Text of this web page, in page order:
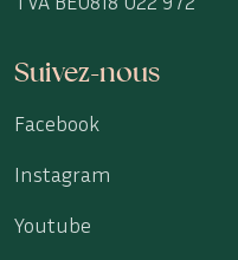
Suivez-nous
Facebook
Instagram
Youtube